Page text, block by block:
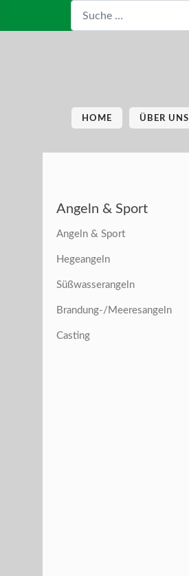
HOME ÜBER UNS
Angeln & Sport
Angeln & Sport
Hegeangeln
Süßwasserangeln
Brandung-/Meeresangeln
Casting